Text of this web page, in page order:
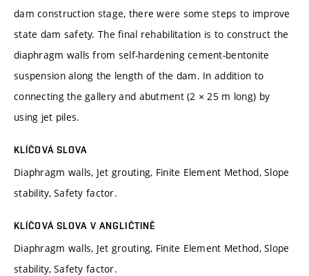
dam construction stage, there were some steps to improve
state dam safety. The final rehabilitation is to construct the
diaphragm walls from self-hardening cement-bentonite
suspension along the length of the dam. In addition to
connecting the gallery and abutment (2 × 25 m long) by
using jet piles.
KLÍČOVÁ SLOVA
Diaphragm walls, Jet grouting, Finite Element Method, Slope
stability, Safety factor.
KLÍČOVÁ SLOVA V ANGLIČTINĚ
Diaphragm walls, Jet grouting, Finite Element Method, Slope
stability, Safety factor.